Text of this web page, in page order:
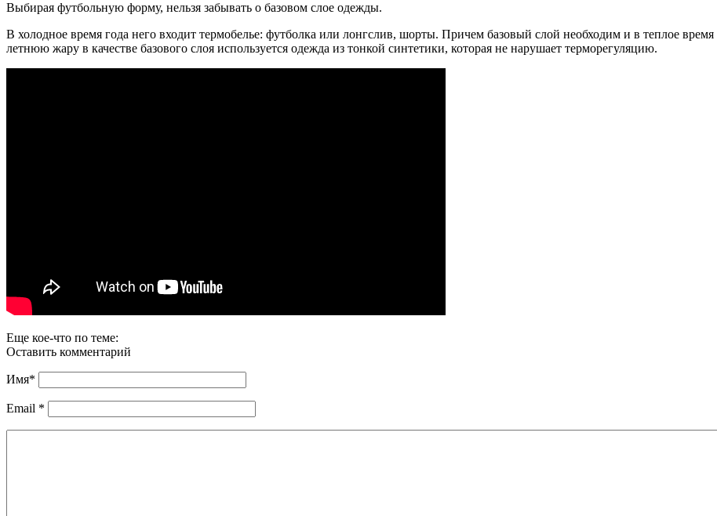
Выбирая футбольную форму, нельзя забывать о базовом слое одежды.
В холодное время года него входит термобелье: футболка или лонгслив, шорты. Причем базовый слой необходим и в теплое
летнюю жару в качестве базового слоя используется одежда из тонкой синтетики, которая не нарушает терморегуляцию.
Еще кое-что по теме:
Оставить комментарий
Имя*
Email *